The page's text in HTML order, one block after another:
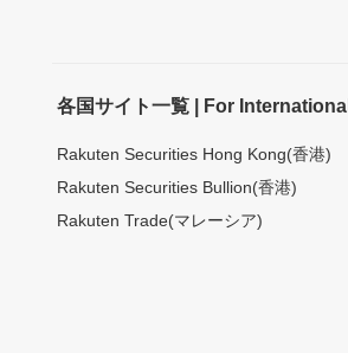
各国サイト一覧 | For International
Rakuten Securities Hong Kong(香港)
Rakuten Securities Bullion(香港)
Rakuten Trade(マレーシア)